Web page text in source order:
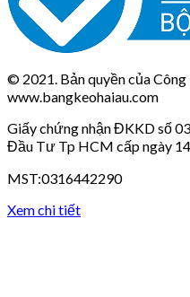
© 2021. Bản quyền của
www.bangkeohaiau.com
Giấy chứng nhận ĐKKD số
Đầu Tư Tp HCM cấp ngày
MST:0316442290
Xem chi tiết